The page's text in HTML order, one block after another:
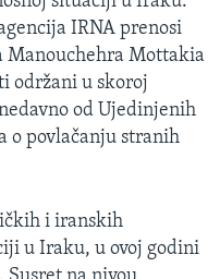
IRNA prenosi
Manouchehra Mottakia
održani u skoroj
od Ujedinjenih
o povlačanju stranih
i iranskih
u Iraku, u ovoj godini